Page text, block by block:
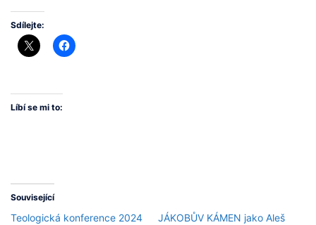
Sdílejte:
Líbí se mi to:
Související
Teologická konference 2024
JÁKOBŮV KÁMEN jako Aleš